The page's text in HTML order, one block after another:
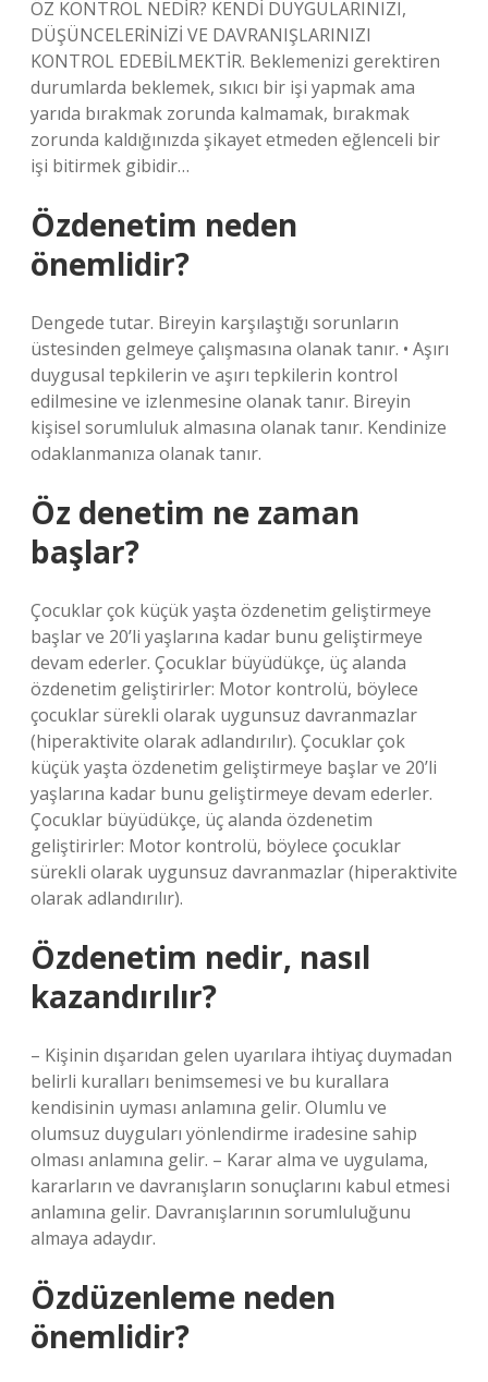
ÖZ KONTROL NEDİR? KENDİ DUYGULARINIZI,
DÜŞÜNCELERİNİZİ VE DAVRANIŞLARINIZI
KONTROL EDEBİLMEKTİR. Beklemenizi gerektiren
durumlarda beklemek, sıkıcı bir işi yapmak ama
yarıda bırakmak zorunda kalmamak, bırakmak
zorunda kaldığınızda şikayet etmeden eğlenceli bir
işi bitirmek gibidir…
Özdenetim neden
önemlidir?
Dengede tutar. Bireyin karşılaştığı sorunların
üstesinden gelmeye çalışmasına olanak tanır. • Aşırı
duygusal tepkilerin ve aşırı tepkilerin kontrol
edilmesine ve izlenmesine olanak tanır. Bireyin
kişisel sorumluluk almasına olanak tanır. Kendinize
odaklanmanıza olanak tanır.
Öz denetim ne zaman
başlar?
Çocuklar çok küçük yaşta özdenetim geliştirmeye
başlar ve 20’li yaşlarına kadar bunu geliştirmeye
devam ederler. Çocuklar büyüdükçe, üç alanda
özdenetim geliştirirler: Motor kontrolü, böylece
çocuklar sürekli olarak uygunsuz davranmazlar
(hiperaktivite olarak adlandırılır). Çocuklar çok
küçük yaşta özdenetim geliştirmeye başlar ve 20’li
yaşlarına kadar bunu geliştirmeye devam ederler.
Çocuklar büyüdükçe, üç alanda özdenetim
geliştirirler: Motor kontrolü, böylece çocuklar
sürekli olarak uygunsuz davranmazlar (hiperaktivite
olarak adlandırılır).
Özdenetim nedir, nasıl
kazandırılır?
– Kişinin dışarıdan gelen uyarılara ihtiyaç duymadan
belirli kuralları benimsemesi ve bu kurallara
kendisinin uyması anlamına gelir. Olumlu ve
olumsuz duyguları yönlendirme iradesine sahip
olması anlamına gelir. – Karar alma ve uygulama,
kararların ve davranışların sonuçlarını kabul etmesi
anlamına gelir. Davranışlarının sorumluluğunu
almaya adaydır.
Özdüzenleme neden
önemlidir?